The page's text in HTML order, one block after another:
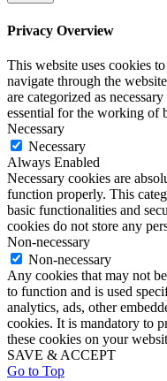
Privacy Overview
This website uses cookies
navigate through the
are categorized as
essential for the working of
Necessary
Necessary
Always Enabled
Necessary cookies are
function properly. This
basic functionalities and
cookies do not store any
Non-necessary
Non-necessary
Any cookies that may not
to function and is used
analytics, ads, other
cookies. It is mandatory to
these cookies on your
SAVE & ACCEPT
Go to Top